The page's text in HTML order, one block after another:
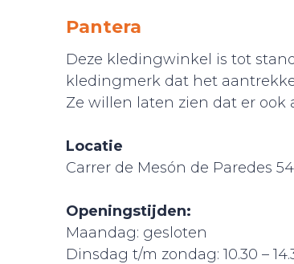
Pantera
Deze kledingwinkel is tot
kledingmerk dat het
Ze willen laten zien dat er
Locatie
Carrer de Mesón de Paredes 54
Openingstijden:
Maandag: gesloten
Dinsdag t/m zondag: 10.30 –